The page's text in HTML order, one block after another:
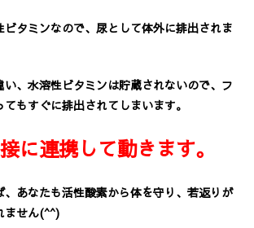
ビタミンなので、尿として体外に排出されま
、水溶性ビタミンは貯蔵されないので、フ
もすぐに排出されてしまいます。
に連携して動きます。
、あなたも活性酸素から体を守り、若返りが
ません(^^)